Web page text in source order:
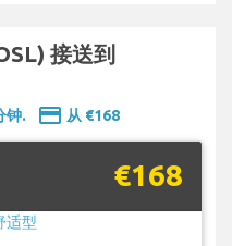
接送到
钟. payment 从 €168
€168